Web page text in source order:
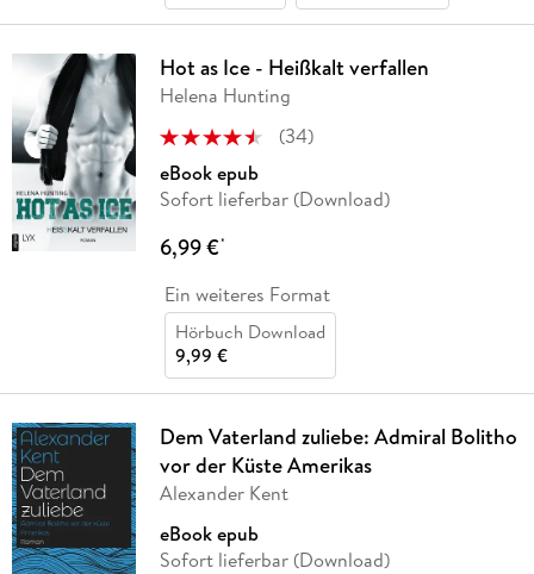
Hot as Ice - Heißkalt verfallen
Helena Hunting
(34)
eBook epub
Sofort lieferbar (Download)
6,99 €*
Ein weiteres Format
Hörbuch Download
9,99 €
Dem Vaterland zuliebe: Admiral Bolitho
vor der Küste Amerikas
Alexander Kent
eBook epub
Sofort lieferbar (Download)